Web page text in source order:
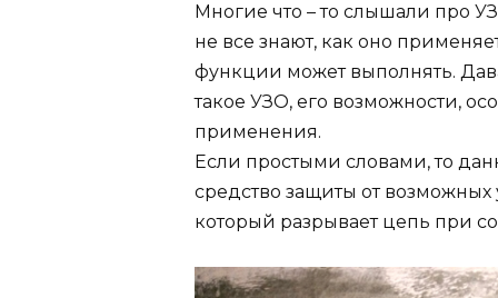
Многие что – то слышали про
не все знают, как оно
функции может выполнять.
такое УЗО, его возможности,
применения.
Если простыми словами, то
средство защиты от
который разрывает цепь при